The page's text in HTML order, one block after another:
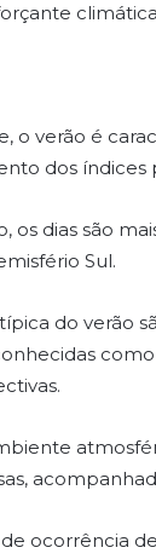
o verão é
dos índices
os dias são
Sul.
do verão
ocorrência